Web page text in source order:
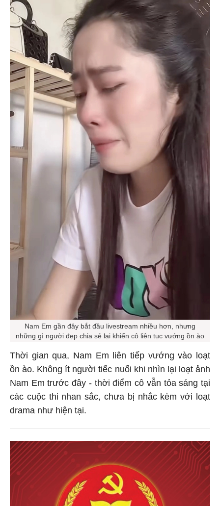
Nam Em gần đây bắt đầu livestream nhiều hơn, nhưng
những gì người đẹp chia sẻ lại khiến cô liên tục vướng ồn ào
Thời gian qua, Nam Em liên tiếp vướng vào loạt
ồn ào. Không ít người tiếc nuối khi nhìn lại loạt ảnh
Nam Em trước đây - thời điểm cô vẫn tỏa sáng tại
các cuộc thi nhan sắc, chưa bị nhắc kèm với loạt
drama như hiện tại.